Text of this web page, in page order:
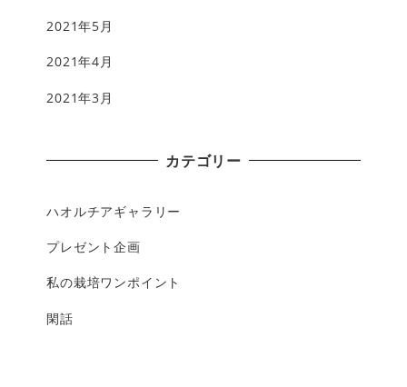
2021年5月
2021年4月
2021年3月
カテゴリー
ハオルチアギャラリー
プレゼント企画
私の栽培ワンポイント
閑話